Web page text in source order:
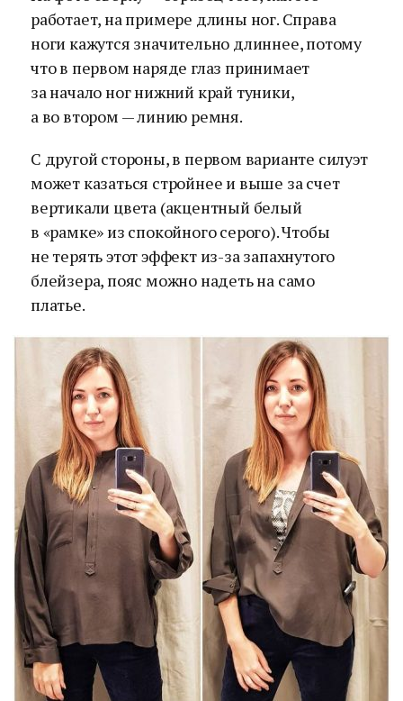
работает, на примере длины ног. Справа
ноги кажутся значительно длиннее, потому
что в первом наряде глаз принимает
за начало ног нижний край туники,
а во втором — линию ремня.
С другой стороны, в первом варианте силуэт
может казаться стройнее и выше за счет
вертикали цвета (акцентный белый
в «рамке» из спокойного серого). Чтобы
не терять этот эффект из-за запахнутого
блейзера, пояс можно надеть на само
платье.